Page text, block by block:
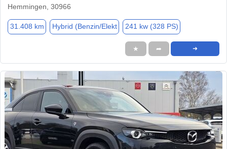
Hemmingen, 30966
31.408 km Hybrid (Benzin/Elekt 241 kw (328 PS)
★ ➦ ➜